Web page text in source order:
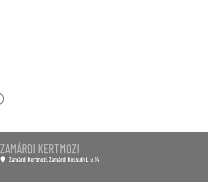
ZAMÁRDI KERTMOZI
Zamárdi Kertmozi , Zamárdi Kossuth L. u. 14.